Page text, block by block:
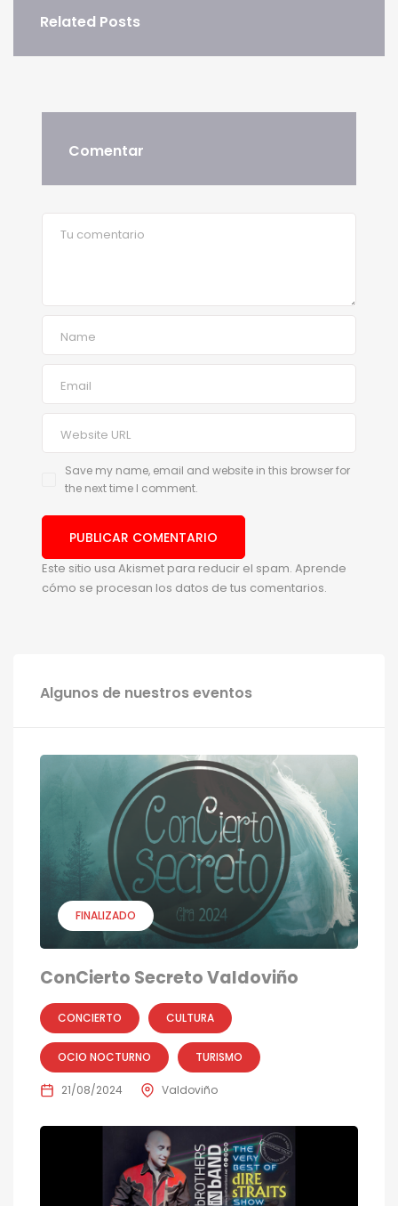
Related Posts
Comentar
Save my name, email and website in this browser for
the next time I comment.
Este sitio usa Akismet para reducir el spam. Aprende
cómo se procesan los datos de tus comentarios.
Algunos de nuestros eventos
FINALIZADO
ConCierto Secreto Valdoviño
CONCIERTO CULTURA
OCIO NOCTURNO TURISMO
21/08/2024 Valdoviño